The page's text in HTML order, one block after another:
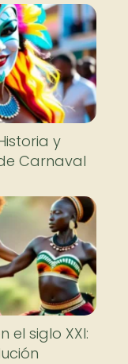
y
Carnaval
siglo XXI: